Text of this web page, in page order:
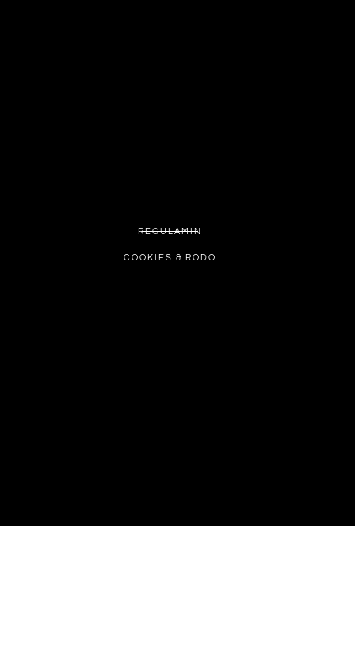
REGULAMIN
COOKIES & RODO